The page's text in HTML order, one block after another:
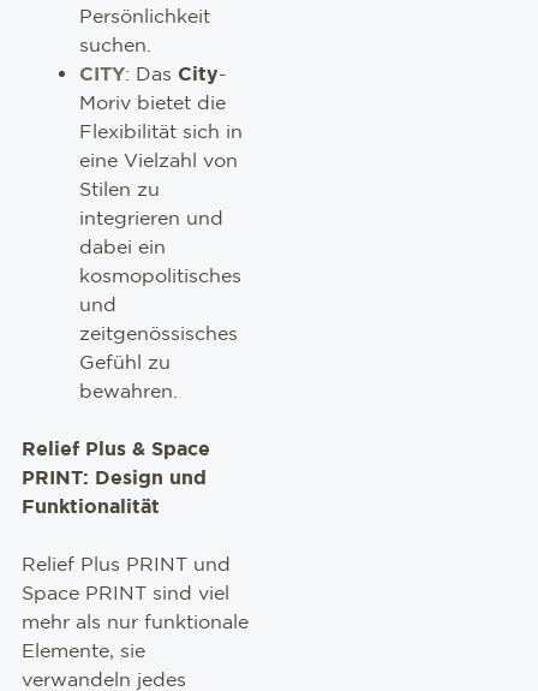
Persönlichkeit
suchen.
CITY: Das City-
Moriv bietet die
Flexibilität sich in
eine Vielzahl von
Stilen zu
integrieren und
dabei ein
kosmopolitisches
und
zeitgenössisches
Gefühl zu
bewahren.
Relief Plus & Space
PRINT: Design und
Funktionalität
Relief Plus PRINT und
Space PRINT sind viel
mehr als nur funktionale
Elemente, sie
verwandeln jedes